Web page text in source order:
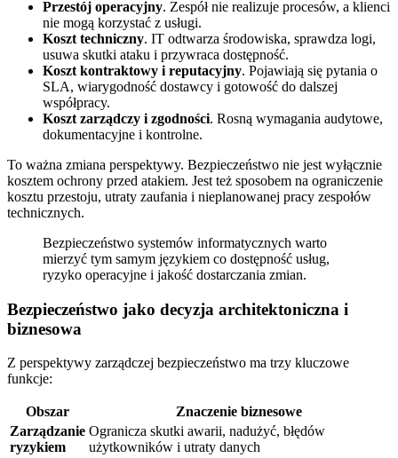
Przestój operacyjny. Zespół nie realizuje procesów, a klienci
nie mogą korzystać z usługi.
Koszt techniczny. IT odtwarza środowiska, sprawdza logi,
usuwa skutki ataku i przywraca dostępność.
Koszt kontraktowy i reputacyjny. Pojawiają się pytania o
SLA, wiarygodność dostawcy i gotowość do dalszej
współpracy.
Koszt zarządczy i zgodności. Rosną wymagania audytowe,
dokumentacyjne i kontrolne.
To ważna zmiana perspektywy. Bezpieczeństwo nie jest wyłącznie
kosztem ochrony przed atakiem. Jest też sposobem na ograniczenie
kosztu przestoju, utraty zaufania i nieplanowanej pracy zespołów
technicznych.
Bezpieczeństwo systemów informatycznych warto
mierzyć tym samym językiem co dostępność usług,
ryzyko operacyjne i jakość dostarczania zmian.
Bezpieczeństwo jako decyzja architektoniczna i
biznesowa
Z perspektywy zarządczej bezpieczeństwo ma trzy kluczowe
funkcje:
Obszar
Znaczenie biznesowe
Zarządzanie
ryzykiem
Ogranicza skutki awarii, nadużyć, błędów
użytkowników i utraty danych